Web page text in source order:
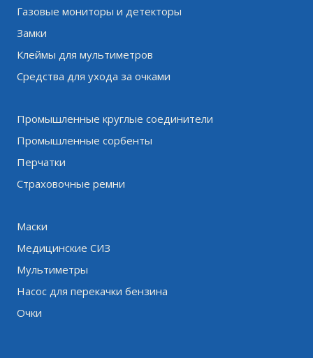
Газовые мониторы и детекторы
Замки
Клеймы для мультиметров
Средства для ухода за очками
Промышленные круглые соединители
Промышленные сорбенты
Перчатки
Страховочные ремни
Маски
Медицинские СИЗ
Мультиметры
Насос для перекачки бензина
Очки